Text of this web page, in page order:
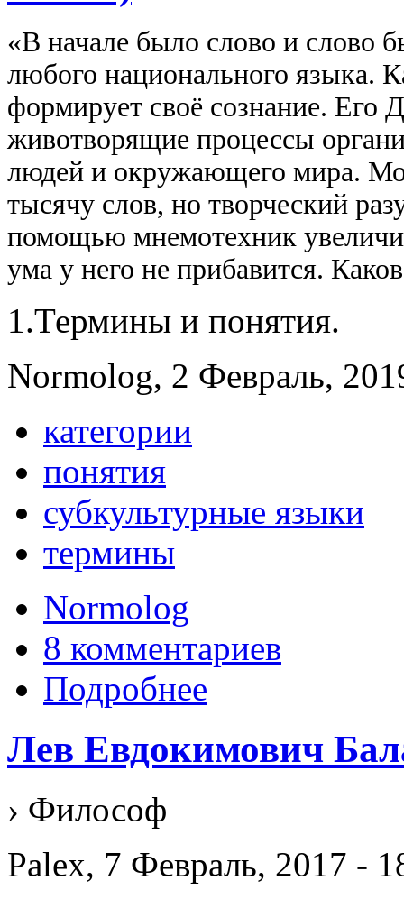
«В начале было слово и слово
любого национального языка.
формирует своё сознание. Его
животворящие процессы
людей и окружающего мира.
тысячу слов, но творческий
помощью мнемотехник
ума у него не прибавится.
1.Термины и понятия.
Normolog, 2 Февраль,
категории
понятия
субкультурные языки
термины
Normolog
8 комментариев
Подробнее
Лев Евдокимович
› Философ
Palex, 7 Февраль, 2017 -